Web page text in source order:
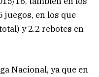
juegos, en los que
y 2.2 rebotes en
Nacional, ya que en